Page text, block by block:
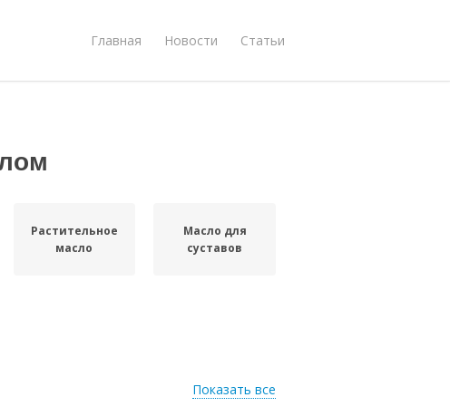
Главная Новости Статьи
Растительное
масло
Масло для
суставов
Показать все